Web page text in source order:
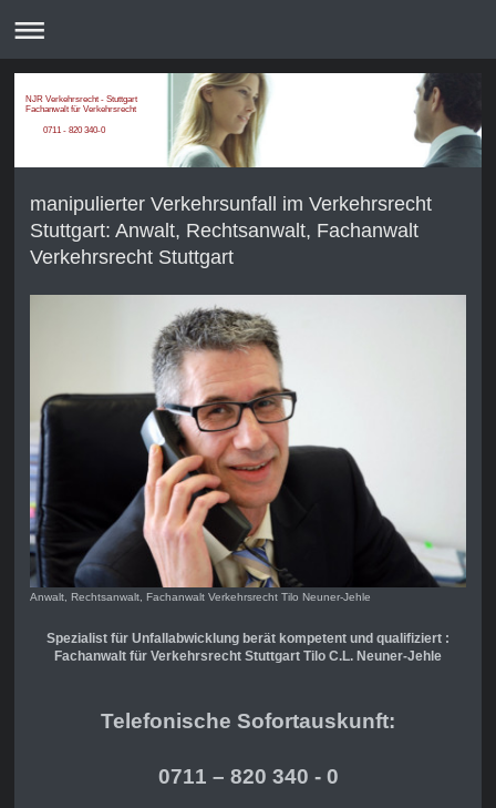
NJR Verkehrsrecht - Stuttgart
Fachanwalt für Verkehrsrecht
0711 - 820 340-0
manipulierter Verkehrsunfall im Verkehrsrecht
Stuttgart: Anwalt, Rechtsanwalt, Fachanwalt
Verkehrsrecht Stuttgart
Anwalt, Rechtsanwalt, Fachanwalt Verkehrsrecht Tilo Neuner-Jehle
Spezialist für Unfallabwicklung berät kompetent und qualifiziert :
Fachanwalt für Verkehrsrecht Stuttgart Tilo C.L. Neuner-Jehle
Telefonische Sofortauskunft:
0711 – 820 340 - 0